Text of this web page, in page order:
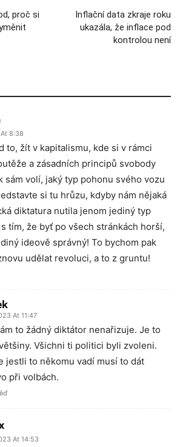
proč si
Inflační data zkraje roku
ukazála, že inflace pod
kontrolou není
8:38
to, žít v kapitalismu, kde si v rámci
a zásadních principů svobody
sám volí, jaký typ pohonu svého vozu
si tu hrůzu, kdyby nám nějaká
diktatura nutila jenom jediný typ
tím, že byť po všech stránkách horší,
ideově správný! To bychom pak
udělat revoluci, a to z gruntu!
At 11:47
to žádný diktátor nenařizuje. Je to
Všichni ti politici byli zvoleni.
jestli to někomu vadí musí to dát
při volbách.
At 14:53